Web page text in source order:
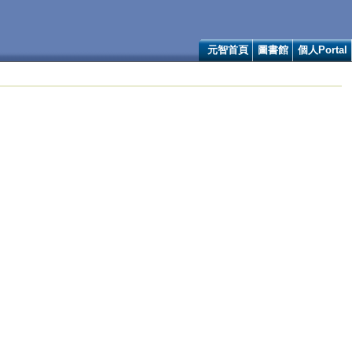
元智首頁 圖書館 個人Portal